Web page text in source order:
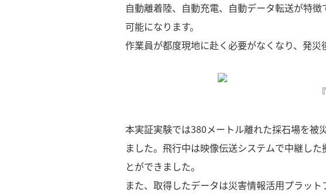
自動離着陸、自動充電、自動データ転送が特
可能になります。
作業員が都度現地に赴く必要がなくなり、発災
『
本実証実験では380メートル離れた採石場を被
ました。飛行中は映像伝送システムで中継し
とができました。
また、取得したデータは災害情報活用プラッ